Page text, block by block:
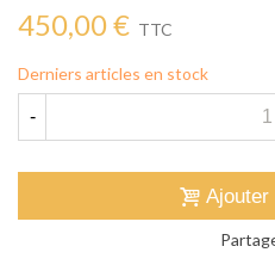
450,00 € TTC
Derniers articles en stock
-
Ajouter